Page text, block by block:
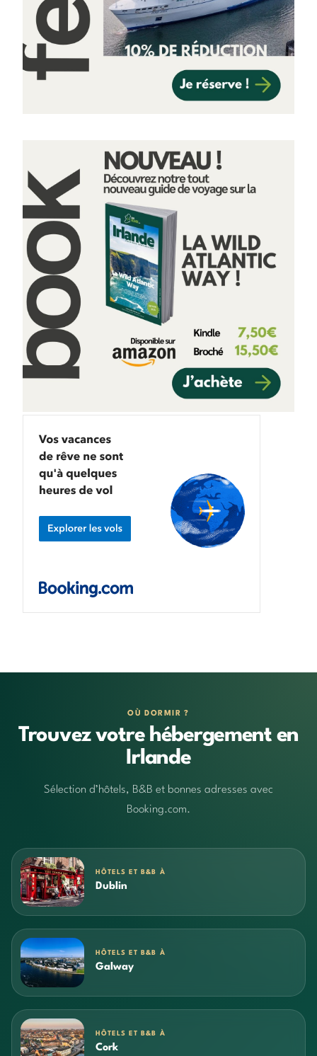
OÙ DORMIR ?
Trouvez votre hébergement en
Irlande
Sélection d’hôtels, B&B et bonnes adresses avec
Booking.com.
HÔTELS ET B&B À
Dublin
HÔTELS ET B&B À
Galway
HÔTELS ET B&B À
Cork